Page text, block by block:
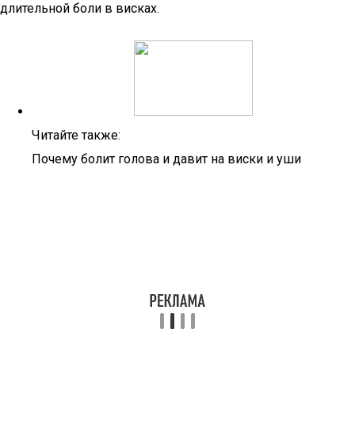
длительной боли в висках.
Читайте также:
Почему болит голова и давит на виски и уши